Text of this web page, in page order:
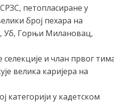
петопласиране у
број пехара на
Уб, Горњи Милановац,
и члан првог
велика каријера на
у кадетском